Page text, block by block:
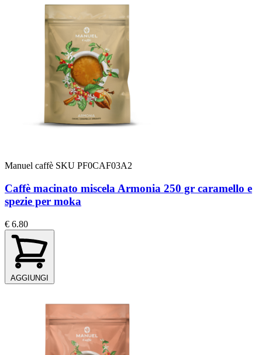
Manuel caffè SKU PF0CAF03A2
Caffè macinato miscela Armonia 250 gr caramello e
spezie per moka
€ 6.80
AGGIUNGI